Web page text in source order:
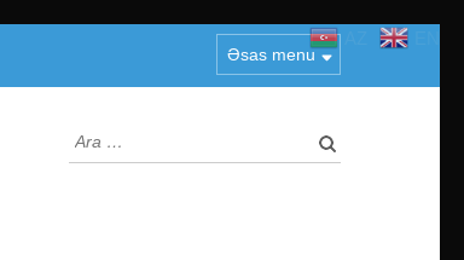
Əsas menu
Arama: